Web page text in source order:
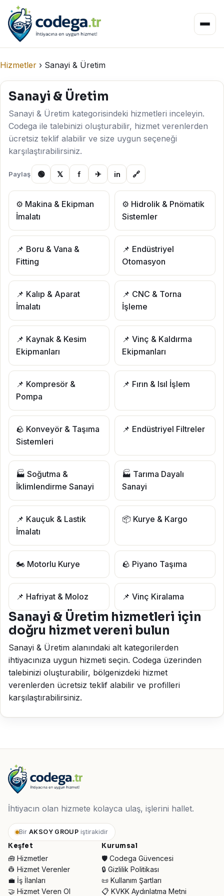
Hizmetler › Sanayi & Üretim
Sanayi & Üretim
Sanayi & Üretim kategorisindeki hizmetleri inceleyin.
Codega ile talebinizi oluşturabilir, hizmet verenlerden
ücretsiz teklif alabilir ve size uygun seçeneği
karşılaştırabilirsiniz.
Paylaş 🟢 𝕏 f ✈ in 🔗
⚙️ Makina & Ekipman
İmalatı
⚙️ Hidrolik & Pnömatik
Sistemler
📌 Boru & Vana &
Fitting
📌 Endüstriyel
Otomasyon
📌 Kalıp & Aparat
İmalatı
📌 CNC & Torna
İşleme
📌 Kaynak & Kesim
Ekipmanları
📌 Vinç & Kaldırma
Ekipmanları
📌 Kompresör &
Pompa
📌 Fırın & Isıl İşlem
🪨 Konveyör & Taşıma
Sistemleri
📌 Endüstriyel Filtreler
🏭 Soğutma &
İklimlendirme Sanayi
🏭 Tarıma Dayalı
Sanayi
📌 Kauçuk & Lastik
İmalatı
📦 Kurye & Kargo
🏍️ Motorlu Kurye 🪨 Piyano Taşıma
📌 Hafriyat & Moloz 📌 Vinç Kiralama
Sanayi & Üretim hizmetleri için
doğru hizmet vereni bulun
Sanayi & Üretim alanındaki alt kategorilerden
ihtiyacınıza uygun hizmeti seçin. Codega üzerinden
talebinizi oluşturabilir, bölgenizdeki hizmet
verenlerden ücretsiz teklif alabilir ve profilleri
karşılaştırabilirsiniz.
İhtiyacın olan hizmete kolayca ulaş, işlerini hallet.
Bir AKSOY GROUP iştirakidir
Keşfet
🧰 Hizmetler
👷 Hizmet Verenler
💼 İş İlanları
🤝 Hizmet Veren Ol
Kurumsal
🛡️ Codega Güvencesi
🔒 Gizlilik Politikası
📜 Kullanım Şartları
📋 KVKK Aydınlatma Metni